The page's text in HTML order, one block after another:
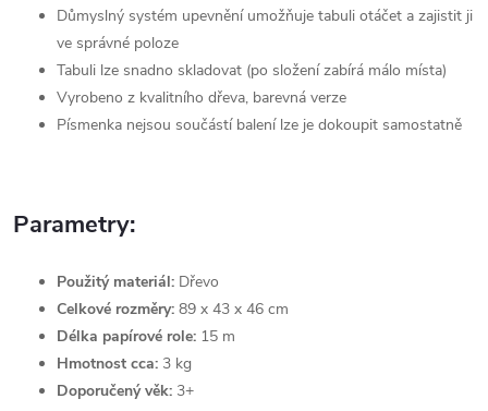
Důmyslný systém upevnění umožňuje tabuli otáčet a zajistit ji
ve správné poloze
Tabuli lze snadno skladovat (po složení zabírá málo místa)
Vyrobeno z kvalitního dřeva, barevná verze
Písmenka nejsou součástí balení lze je dokoupit samostatně
Parametry:
Použitý materiál: Dřevo
Celkové rozměry: 89 x 43 x 46 cm
Délka papírové role: 15 m
Hmotnost cca: 3 kg
Doporučený věk: 3+